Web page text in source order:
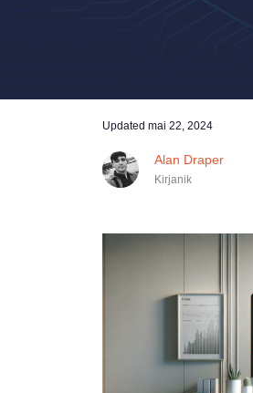
Updated mai 22, 2024
Alan Draper
Kirjanik